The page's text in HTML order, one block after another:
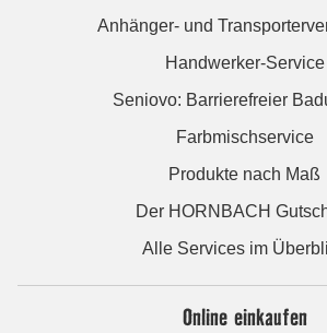
Anhänger- und
Handwerker-Service
Seniovo: Barrierefreier
Farbmischservice
Produkte nach Maß
Der HORNBACH
Alle Services im
Online einkaufen